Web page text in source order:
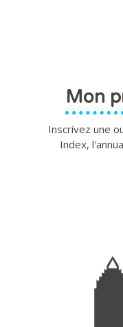
Mon
Inscrivez une
Index,